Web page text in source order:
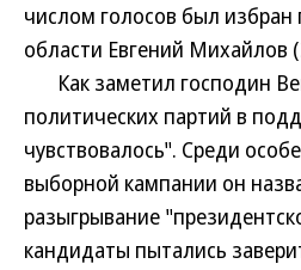
числом голосов был избран
области Евгений Михайлов
Как заметил господин
политических партий в
чувствовалось". Среди
выборной кампании он
разыгрывание
кандидаты пытались